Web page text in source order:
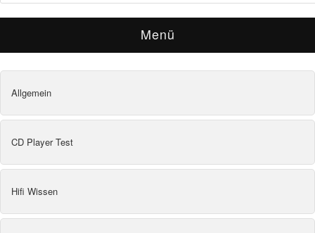
Menü
Allgemein
CD Player Test
Hifi Wissen